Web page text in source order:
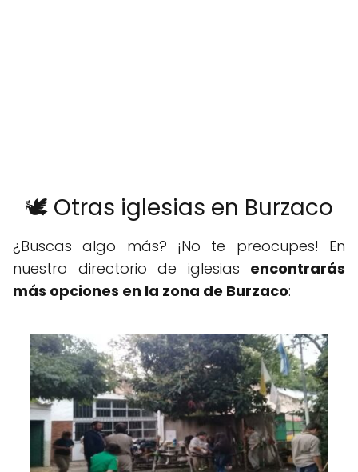
🕊️ Otras iglesias en Burzaco
¿Buscas algo más? ¡No te preocupes! En
nuestro directorio de iglesias encontrarás
más opciones en la zona de Burzaco: